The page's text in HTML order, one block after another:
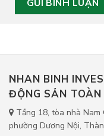
NHAN BINH
ĐỘNG SẢN TOÀN
Tầng 18, tòa nhà Nam
phường Dương Nội,